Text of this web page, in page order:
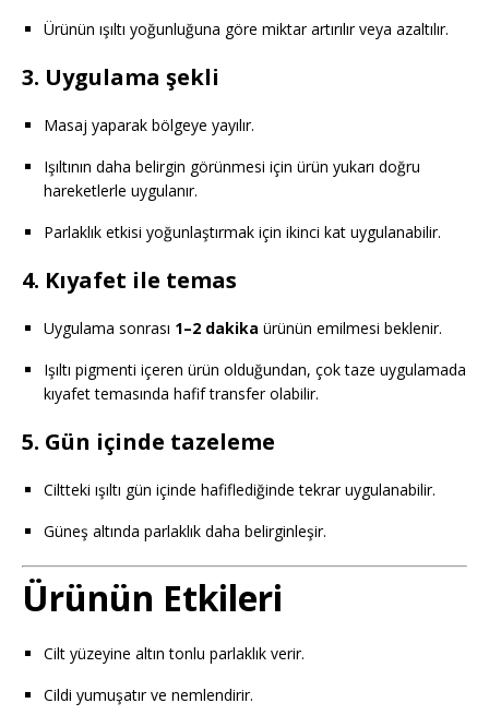
Ürünün ışıltı yoğunluğuna göre miktar artırılır veya azaltılır.
3. Uygulama şekli
Masaj yaparak bölgeye yayılır.
Işıltının daha belirgin görünmesi için ürün yukarı doğru
hareketlerle uygulanır.
Parlaklık etkisi yoğunlaştırmak için ikinci kat uygulanabilir.
4. Kıyafet ile temas
Uygulama sonrası 1–2 dakika ürünün emilmesi beklenir.
Işıltı pigmenti içeren ürün olduğundan, çok taze uygulamada
kıyafet temasında hafif transfer olabilir.
5. Gün içinde tazeleme
Ciltteki ışıltı gün içinde hafiflediğinde tekrar uygulanabilir.
Güneş altında parlaklık daha belirginleşir.
Ürünün Etkileri
Cilt yüzeyine altın tonlu parlaklık verir.
Cildi yumuşatır ve nemlendirir.